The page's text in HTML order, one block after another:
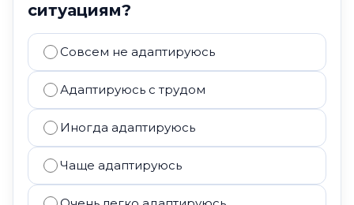
ситуациям?
Совсем не адаптируюсь
Адаптируюсь с трудом
Иногда адаптируюсь
Чаще адаптируюсь